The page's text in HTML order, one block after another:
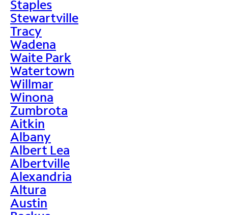
Staples
Stewartville
Tracy
Wadena
Waite Park
Watertown
Willmar
Winona
Zumbrota
Aitkin
Albany
Albert Lea
Albertville
Alexandria
Altura
Austin